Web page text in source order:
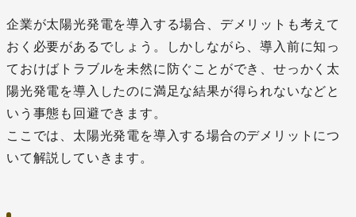
企業が太陽光発電を導入する場合、デメリットも考えて
おく必要があるでしょう。しかしながら、導入前に知っ
ておけばトラブルを未然に防ぐことができ、せっかく太
陽光発電を導入したのに満足な結果が得られないなどと
いう事態も回避できます。
ここでは、太陽光発電を導入する場合のデメリットにつ
いて解説していきます。